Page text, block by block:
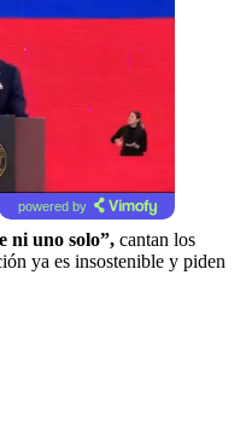
powered by
ni uno solo”, cantan los
ya es insostenible y piden